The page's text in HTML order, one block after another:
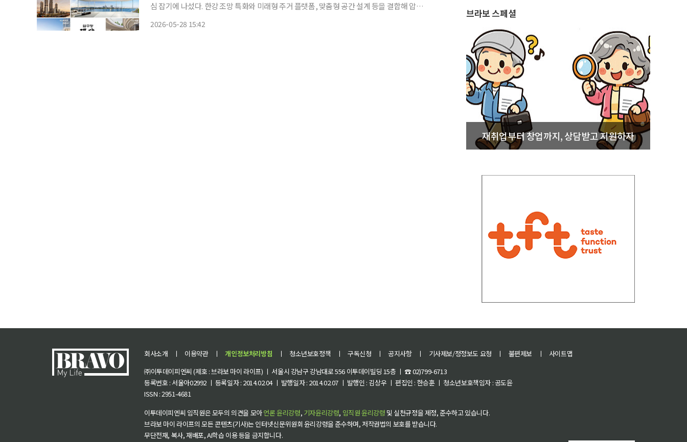
심 잡기에 나섰다. 한강 조망 특화와 미래형 주거 플랫폼, 맞춤형 공간 설계 등을 결합해 압구
2026-05-28 15:42
브라보 스페셜
재취업부터 창업까지, 상담받고 지원하자
회사소개 ㅣ 이용약관 ㅣ 개인정보처리방침 ㅣ 청소년보호정책 ㅣ 구독신청 ㅣ 공지사항 ㅣ 기사제보/정정보도 요청 ㅣ 불편제보 ㅣ
사이트맵
㈜이투데이피엔씨 (제호 : 브라보 마이 라이프) ㅣ 서울시 강남구 강남대로 556 이투데이빌딩 15층 ㅣ ☎ 02)799-6713
등록번호 : 서울아02992 ㅣ 등록일자 : 2014.02.04 ㅣ 발행일자 : 2014.02.07 ㅣ 발행인 : 김상우 ㅣ 편집인 : 한승훈 ㅣ 청소년보호책임자 : 공도윤
ISSN : 2951-4681
이투데이피엔씨 임직원은 모두의 의견을 모아언론 윤리강령, 기자윤리강령, 임직원 윤리강령 및 실천규정을 제정, 준수하고 있습니다.
브라보 마이 라이프의 모든 콘텐츠(기사)는 인터넷신문위원회 윤리강령을 준수하며, 저작권법의 보호를 받습니다.
무단전재, 복사, 재배포, AI학습 이용 등을 금지합니다.